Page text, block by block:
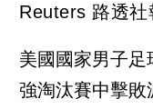
Reuters 路透社
美國國家男子足
強淘汰賽中擊敗